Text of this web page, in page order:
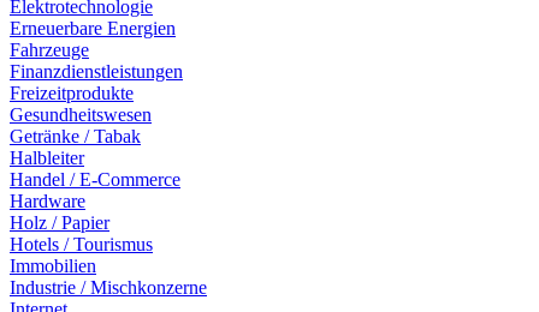
Elektrotechnologie
Erneuerbare Energien
Fahrzeuge
Finanzdienstleistungen
Freizeitprodukte
Gesundheitswesen
Getränke / Tabak
Halbleiter
Handel / E-Commerce
Hardware
Holz / Papier
Hotels / Tourismus
Immobilien
Industrie / Mischkonzerne